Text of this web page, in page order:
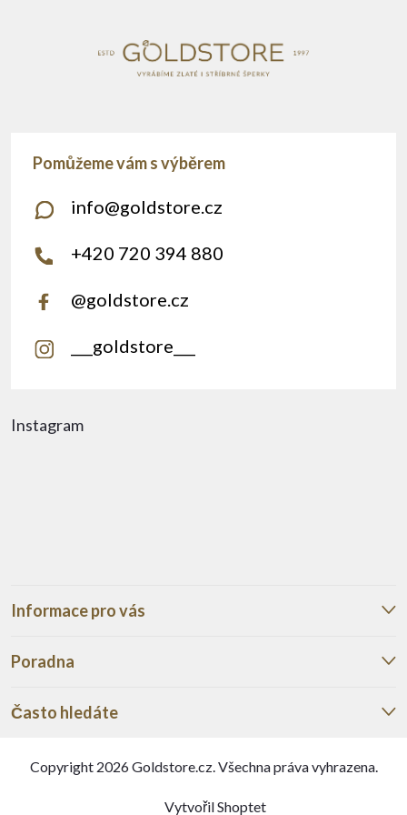
Instagram
Informace pro vás
Poradna
Často hledáte
info@goldstore.cz
+420 720 394 880
@goldstore.cz
___goldstore___
Vytvořil Shoptet
Copyright 2026Goldstore.cz. Všechna práva vyhrazena.